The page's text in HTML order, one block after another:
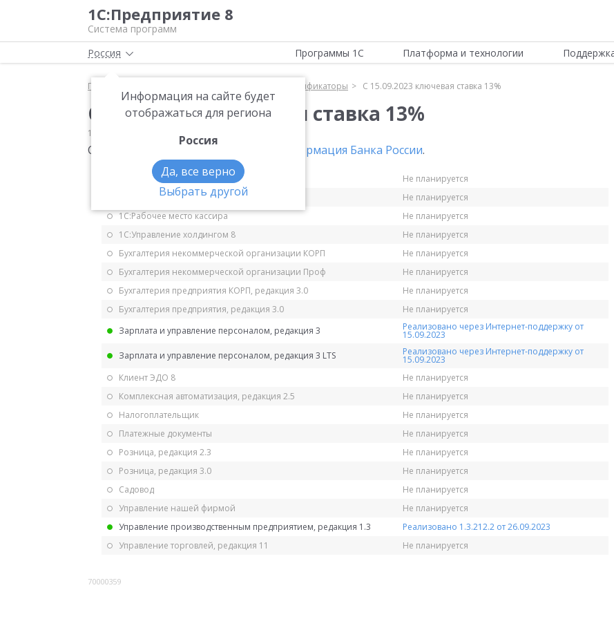
1С:Предприятие 8
Система программ
Россия
Информация на сайте будет
отображаться для региона
Россия
Да, все верно
Выбрать другой
Программы 1С Платформа и технологии
Главная Классификаторы С 15.09.2023 ключевая ставка 13%
С 15.09.2023 ключевая ставка 13%
15.09.2023
С 15.09.2023 ключевая ставка 13%. Информация Банка России.
1С:ERP Управление предприятием 2.5
Не планируется
1С:ERP. Управление холдингом
Не планируется
1С:Рабочее место кассира
Не планируется
1С:Управление холдингом 8
Не планируется
Бухгалтерия некоммерческой организации КОРП
Не планируется
Бухгалтерия некоммерческой организации Проф
Не планируется
Бухгалтерия предприятия КОРП, редакция 3.0
Не планируется
Бухгалтерия предприятия, редакция 3.0
Не планируется
Зарплата и управление персоналом, редакция 3
Реализовано через Интернет-поддержку от
15.09.2023
Зарплата и управление персоналом, редакция 3 LTS
Реализовано через Интернет-поддержку от
15.09.2023
Клиент ЭДО 8
Не планируется
Комплексная автоматизация, редакция 2.5
Не планируется
Налогоплательщик
Не планируется
Платежные документы
Не планируется
Розница, редакция 2.3
Не планируется
Розница, редакция 3.0
Не планируется
Садовод
Не планируется
Управление нашей фирмой
Не планируется
Управление производственным предприятием, редакция 1.3
Реализовано 1.3.212.2 от 26.09.2023
Управление торговлей, редакция 11
Не планируется
70000359